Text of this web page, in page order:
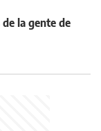
la gente de